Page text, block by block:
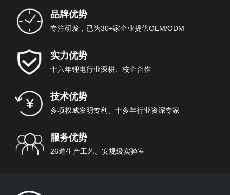
品牌优势
专注研发，已为30+家企业提供OEM/ODM
实力优势
十六年锂电行业深耕、校企合作
技术优势
多项权威发明专利、十多年行业资深专家
服务优势
26道生产工艺、安规级实验室